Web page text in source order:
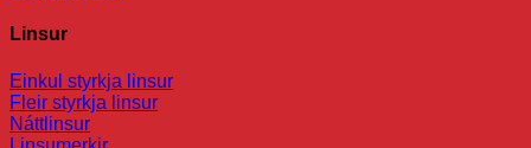
Linsur
Einkul styrkja linsur
Fleir styrkja linsur
Náttlinsur